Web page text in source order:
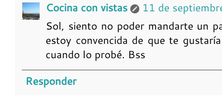
Cocina con vistas
11 de
Sol, siento no poder mandarte un
estoy convencida de que te
cuando lo probé. Bss
Responder